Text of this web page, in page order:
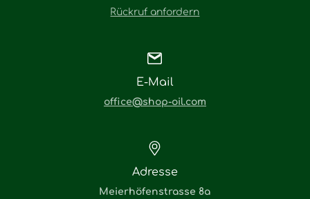
Rückruf anfordern
E-Mail
office@shop-oil.com
Adresse
Meierhöfenstrasse 8a